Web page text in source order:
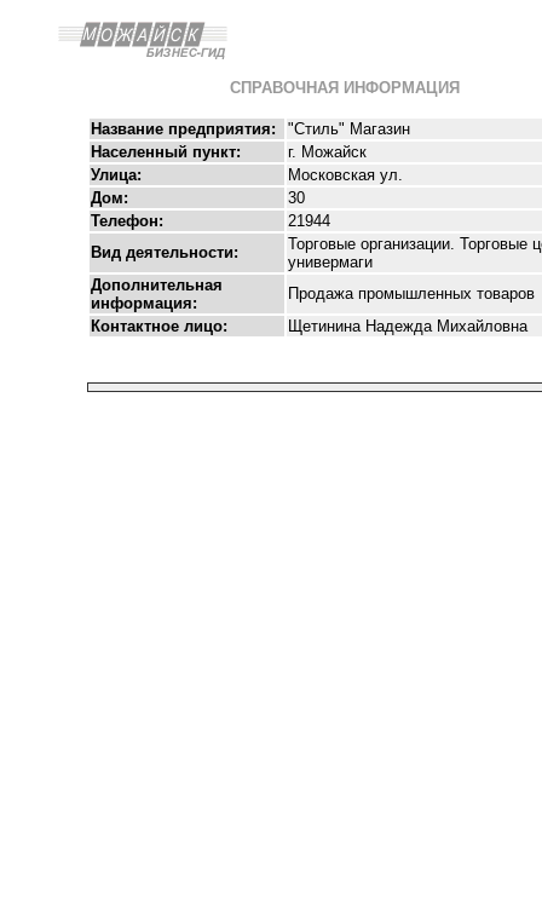
СПРАВОЧНАЯ ИНФОРМАЦИЯ
Название предприятия:
"Стиль" Магазин
Населенный пункт:
г. Можайск
Улица:
Московская ул.
Дом:
30
Телефон:
21944
Вид деятельности:
Торговые организации. Торговые
универмаги
Дополнительная
информация:
Продажа промышленных товаров
Контактное лицо:
Щетинина Надежда Михайловна